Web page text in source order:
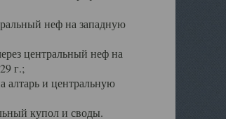
неф на западную
центральный неф на
г.;
и центральную
купол и своды.